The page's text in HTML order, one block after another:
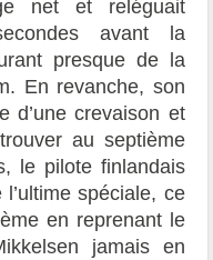
net et reléguait
avant la
presque de la
En revanche, son
d’une crevaison et
au septième
le pilote finlandais
spéciale, ce
en reprenant le
jamais en